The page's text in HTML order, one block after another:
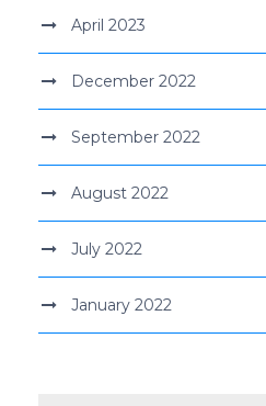
April 2023
December 2022
September 2022
August 2022
July 2022
January 2022